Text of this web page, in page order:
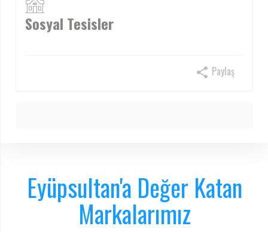
Sosyal Tesisler
Paylaş
Eyüpsultan'a Değer Katan
Markalarımız